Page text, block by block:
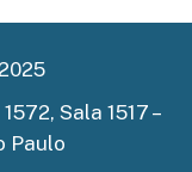
Sala 1517 –
Paulo
2025